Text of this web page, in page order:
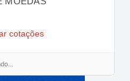
cotações